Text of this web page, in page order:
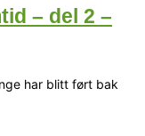
– del 2 –
har blitt ført bak